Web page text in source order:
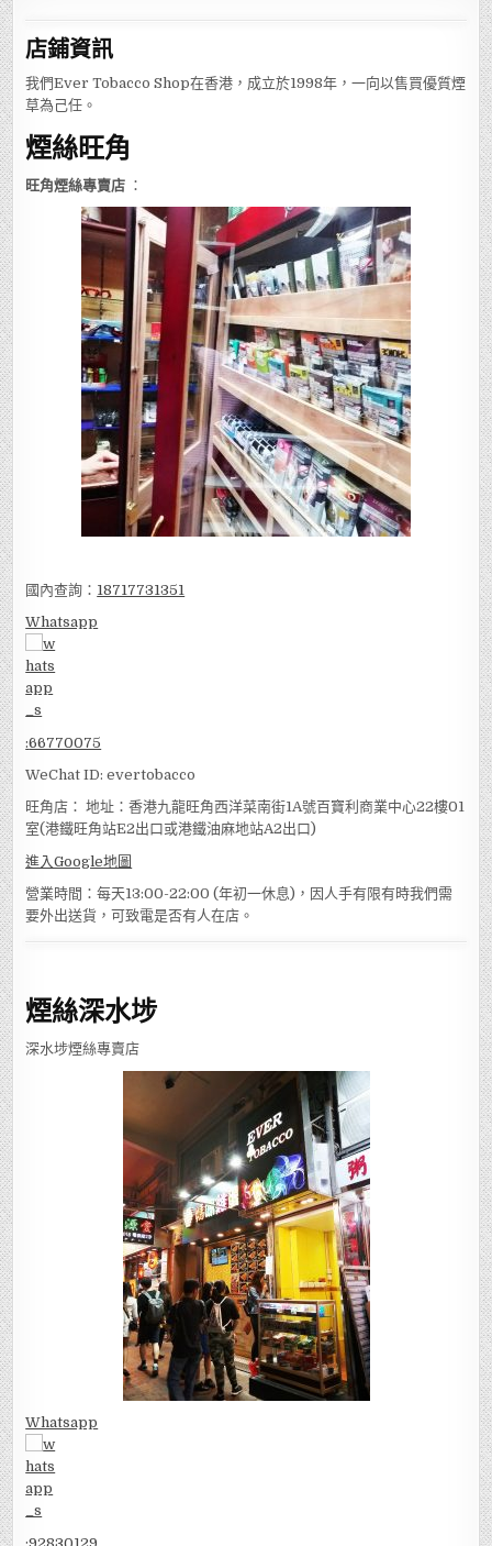
店鋪資訊
我們Ever Tobacco Shop在香港，成立於1998年，一向以售買優質煙
草為己任。
煙絲旺角
旺角煙絲專賣店 ：
國內查詢： 18717731351
Whatsapp
:66770075
WeChat ID: evertobacco
旺角店： 地址：香港九龍旺角西洋菜南街1A號百寶利商業中心22樓01
室(港鐵旺角站E2出口或港鐵油麻地站A2出口)
進入Google地圖
營業時間：每天13:00-22:00 (年初一休息)，因人手有限有時我們需
要外出送貨，可致電是否有人在店。
煙絲深水埗
深水埗煙絲專賣店
Whatsapp